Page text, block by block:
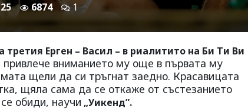
6874 1
Ерген – Васил – в риалитито на Би Ти Ви
привлече вниманието му още в първата му
щели да си тръгнат заедно. Красавицата
щяла сама да се откаже от състезанието
обиди, научи „Уикенд”.